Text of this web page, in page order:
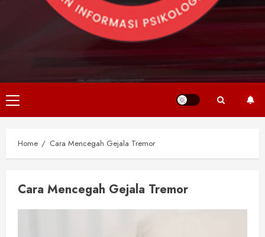
Primary
Menu
Home Cara Mencegah Gejala Tremor
Cara Mencegah Gejala Tremor